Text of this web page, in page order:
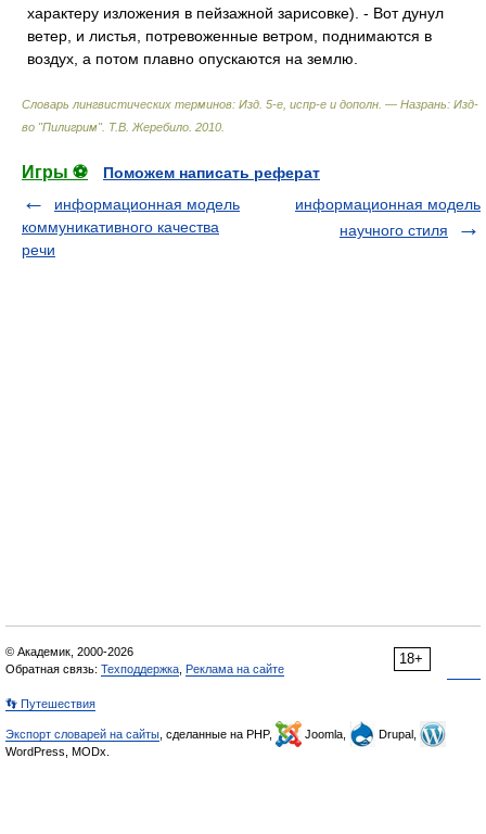
характеру изложения в пейзажной зарисовке). - Вот дунул
ветер, и листья, потревоженные ветром, поднимаются в
воздух, а потом плавно опускаются на землю.
Словарь лингвистических терминов: Изд. 5-е, испр-е и дополн. — Назрань: Изд-
во "Пилигрим". Т.В. Жеребило 2010
Игры ⚽
Поможем написать реферат
информационная модель
коммуникативного качества
речи
информационная модель
научного стиля
18+
© Академик, 2000-2026
Обратная связь: Техподдержка Реклама на сайте
👣 Путешествия
Экспорт словарей на сайты , сделанные на PHP, Joomla,
Drupal,
WordPress, MODx.